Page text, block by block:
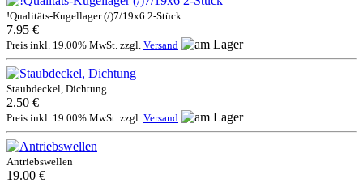
!Qualitäts-Kugellager (/)7/19x6 2-Stück
7.95 €
Preis inkl. 19.00% MwSt. zzgl. Versand
Staubdeckel, Dichtung
2.50 €
Preis inkl. 19.00% MwSt. zzgl. Versand
Antriebswellen
19.00 €